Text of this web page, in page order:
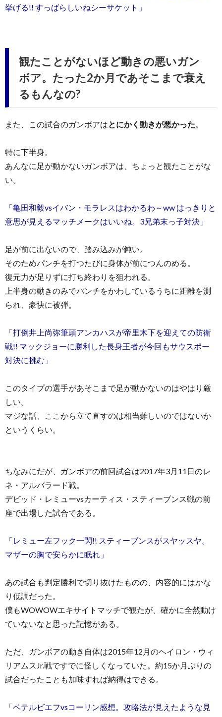
挙げる!! すっばらしいねシーサケット」
観たことがないほど動きの悪いガン
ボア。たった2か月であそこまで衰え
るもんなの?
また、この試合のガンボアは とにかく動きが悪かった
特に下半身。
あんなに足が動かないガンボアは、ちょっと観たことがな
い。
「亀田和毅vsイバン・モラレスはわかるわ～ww はっきりと
意思が見えるマッチメークはいいね。3兄弟末っ子対決」
足が前に出ないので、踏み込みが鈍い。
そのためパンチを打つたびに身体が前につんのめる。
復元力が足りずに打ち終わりを狙われる。
上半身の動きのみでパンチをかわしているうちに距離を測
られ、豪快に被弾。
「打倒井上尚弥筆頭アンカハスが帝里木下を迎えての防衛
戦!! マックジョーに勝利した長身王者が今回もサウスポー
対決に挑む」
このタイプの選手があそこまで足が動かないのはやはり厳
しい。
マジな話、ここから立て直すのは相当難しいのではないか
というくらい。
ちなみにだが、ガンボアの前回試合は2017年3月11日のレ
ネ・アルバラード戦。
デビッド・レミューvsカーティス・スティーブンス戦の前
座で出場した試合である。
「レミュー左フック一閃!! スティーブンスがスヤッスヤ。
マザーの胸で安らかに眠れ」
あの試合も判定勝利で切り抜けたものの、内容的にはかな
り低調だった。
僕もWOWOWエキサイトマッチで観たが、確かに全然動け
ていないなと思った記憶がある。
ただ、ガンボアの動き自体は2015年12月のヘイロン・ウィ
リアムスJr.戦ですでに怪しくなっていた。約15か月ぶりの
試合だったことも加味すれば納得はできる。
「ベテルビエフvsコーリン感想。攻略法が見えたような見